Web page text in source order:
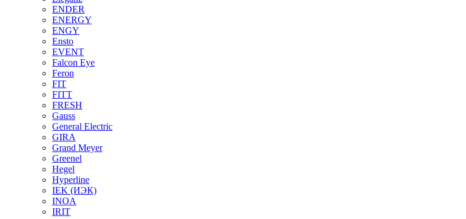
ENDER
ENERGY
ENGY
Ensto
EVENT
Falcon Eye
Feron
FIT
FITT
FRESH
Gauss
General Electric
GIRA
Grand Meyer
Greenel
Hegel
Hyperline
IEK (ИЭК)
INOA
IRIT